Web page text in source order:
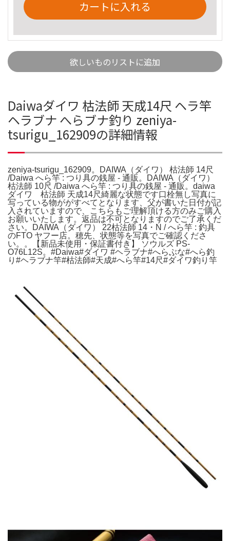
カートに入れる
欲しいものリストに追加
Daiwaダイワ 枯法師 天成14尺 ヘラ竿
ヘラブナ へらブナ釣り zeniya-
tsurigu_162909の詳細情報
zeniya-tsurigu_162909。DAIWA（ダイワ） 枯法師 14尺
/Daiwa へら竿 : つり具の銭屋 - 通販。DAIWA（ダイワ）
枯法師 10尺 /Daiwa へら竿 : つり具の銭屋 - 通販。daiwa
ダイワ 枯法師 天成14尺綺麗な状態です口栓無し写真に
写っている物ががすべてとなります、父が書いた日付が記
入されていますので、こちらもご理解頂ける方のみご購入
お願いいたします。返品は不可となりますのでご了承くだ
さい。DAIWA（ダイワ） 22枯法師 14・N / へら竿 : 釣具
のFTO ヤフー店。穂先、状態等を写真でご確認くださ
い。。【新品未使用・保証書付き】 ソウルズ PS-
O76L12S。#Daiwa#ダイワ #ヘラブナ#へらぶな#へら釣
り#ヘラブナ竿#枯法師#天成#へら竿#14尺#ダイワ釣り竿